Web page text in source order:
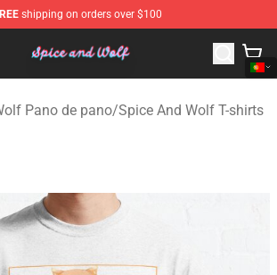
shipping on orders over $100
Store - Official Spice And Wolf
Pano de pano/Spice And Wolf T-shirts